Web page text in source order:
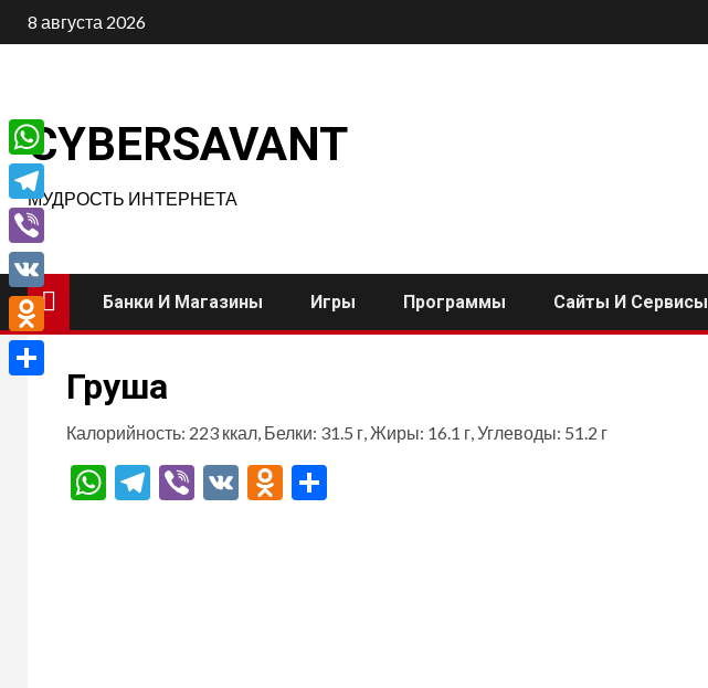
Перейти
к
8 августа 2026
CYBERSAVANT
МУДРОСТЬ ИНТЕРНЕТА
Банки И Магазины Игры Программы Сайты И Сервисы
Груша
Калорийность: 223 ккал, Белки: 31.5 г, Жиры: 16.1 г, Углеводы: 51.2 г
WhatsApp
Telegram
Viber
VK Odnoklassniki
WhatsApp
Telegram
Viber
VK
Odnoklassniki
Отправить